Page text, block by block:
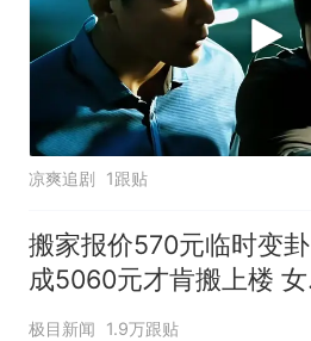
凉爽追剧 1跟贴
搬家报价570元临时变卦
成5060元才肯搬上楼 女
子傻眼
极目新闻 1.9万跟贴